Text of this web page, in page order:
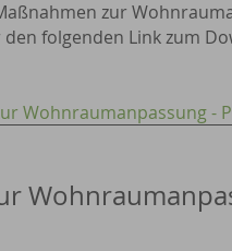
zur
folgenden Link zum
Wohnraumanpassung -